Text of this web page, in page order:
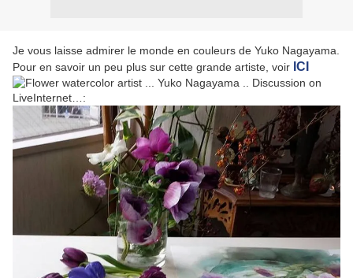
Je vous laisse admirer le monde en couleurs de Yuko Nagayama.
Pour en savoir un peu plus sur cette grande artiste, voir ICI